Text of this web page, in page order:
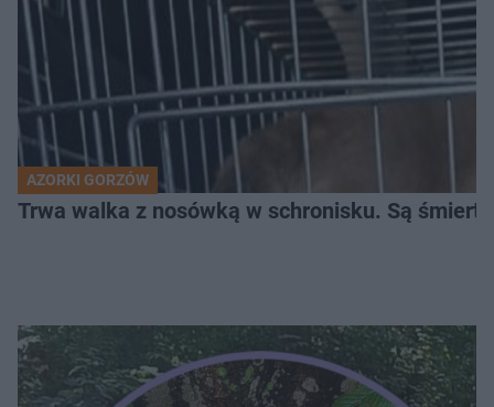
AZORKI GORZÓW
Trwa walka z nosówką w schronisku. Są